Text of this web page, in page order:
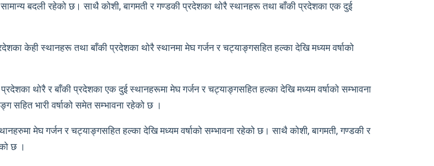
बदली रहेको छ। साथै कोशी, बागमती र गण्डकी प्रदेशका थोरै स्थानहरू तथा बाँकी प्रदेशका एक दुई
केही स्थानहरू तथा बाँकी प्रदेशका थोरै स्थानमा मेघ गर्जन र चट्याङ्गसहित हल्का देखि मध्यम वर्षाको
थोरै र बाँकी प्रदेशका एक दुई स्थानहरूमा मेघ गर्जन र चट्याङ्गसहित हल्का देखि मध्यम वर्षाको सम्भावना
सहित भारी वर्षाको समेत सम्भावना रहेको छ ।
मेघ गर्जन र चट्याङ्गसहित हल्का देखि मध्यम वर्षाको सम्भावना रहेको छ। साथै कोशी, बागमती, गण्डकी र
छ ।